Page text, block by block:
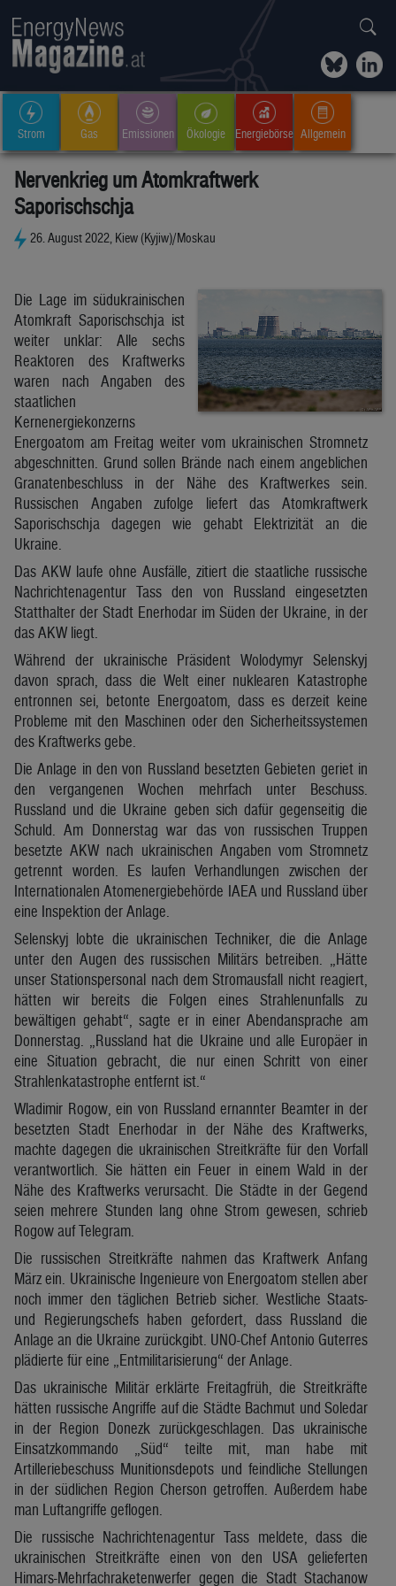
Strom Gas Emissionen Ökologie Energiebörse Allgemein
Nervenkrieg um Atomkraftwerk
Saporischschja
26. August 2022, Kiew (Kyjiw)/Moskau
Die Lage im südukrainischen
Atomkraft Saporischschja ist
weiter unklar: Alle sechs
Reaktoren des Kraftwerks
waren nach Angaben des
staatlichen
Kernenergiekonzerns
Energoatom am Freitag weiter vom ukrainischen Stromnetz
abgeschnitten. Grund sollen Brände nach einem angeblichen
Granatenbeschluss in der Nähe des Kraftwerkes sein.
Russischen Angaben zufolge liefert das Atomkraftwerk
Saporischschja dagegen wie gehabt Elektrizität an die
Ukraine.
Das AKW laufe ohne Ausfälle, zitiert die staatliche russische
Nachrichtenagentur Tass den von Russland eingesetzten
Statthalter der Stadt Enerhodar im Süden der Ukraine, in der
das AKW liegt.
Während der ukrainische Präsident Wolodymyr Selenskyj
davon sprach, dass die Welt einer nuklearen Katastrophe
entronnen sei, betonte Energoatom, dass es derzeit keine
Probleme mit den Maschinen oder den Sicherheitssystemen
des Kraftwerks gebe.
Die Anlage in den von Russland besetzten Gebieten geriet in
den vergangenen Wochen mehrfach unter Beschuss.
Russland und die Ukraine geben sich dafür gegenseitig die
Schuld. Am Donnerstag war das von russischen Truppen
besetzte AKW nach ukrainischen Angaben vom Stromnetz
getrennt worden. Es laufen Verhandlungen zwischen der
Internationalen Atomenergiebehörde IAEA und Russland über
eine Inspektion der Anlage.
Selenskyj lobte die ukrainischen Techniker, die die Anlage
unter den Augen des russischen Militärs betreiben. „Hätte
unser Stationspersonal nach dem Stromausfall nicht reagiert,
hätten wir bereits die Folgen eines Strahlenunfalls zu
bewältigen gehabt“, sagte er in einer Abendansprache am
Donnerstag. „Russland hat die Ukraine und alle Europäer in
eine Situation gebracht, die nur einen Schritt von einer
Strahlenkatastrophe entfernt ist.“
Wladimir Rogow, ein von Russland ernannter Beamter in der
besetzten Stadt Enerhodar in der Nähe des Kraftwerks,
machte dagegen die ukrainischen Streitkräfte für den Vorfall
verantwortlich. Sie hätten ein Feuer in einem Wald in der
Nähe des Kraftwerks verursacht. Die Städte in der Gegend
seien mehrere Stunden lang ohne Strom gewesen, schrieb
Rogow auf Telegram.
Die russischen Streitkräfte nahmen das Kraftwerk Anfang
März ein. Ukrainische Ingenieure von Energoatom stellen aber
noch immer den täglichen Betrieb sicher. Westliche Staats-
und Regierungschefs haben gefordert, dass Russland die
Anlage an die Ukraine zurückgibt. UNO-Chef Antonio Guterres
plädierte für eine „Entmilitarisierung“ der Anlage.
Das ukrainische Militär erklärte Freitagfrüh, die Streitkräfte
hätten russische Angriffe auf die Städte Bachmut und Soledar
in der Region Donezk zurückgeschlagen. Das ukrainische
Einsatzkommando „Süd“ teilte mit, man habe mit
Artilleriebeschuss Munitionsdepots und feindliche Stellungen
in der südlichen Region Cherson getroffen. Außerdem habe
man Luftangriffe geflogen.
Die russische Nachrichtenagentur Tass meldete, dass die
ukrainischen Streitkräfte einen von den USA gelieferten
Himars-Mehrfachraketenwerfer gegen die Stadt Stachanow